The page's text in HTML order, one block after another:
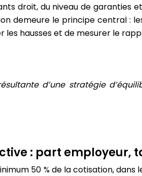
droit, du niveau de garanties
demeure le principe central :
hausses et de mesurer le
d’une stratégie
: part employeur,
50 % de la cotisation,